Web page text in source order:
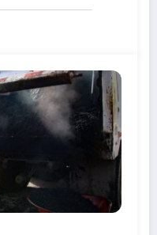
del 2024